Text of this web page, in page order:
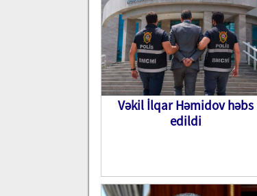
Vəkil İlqar Həmidov həbs
edildi